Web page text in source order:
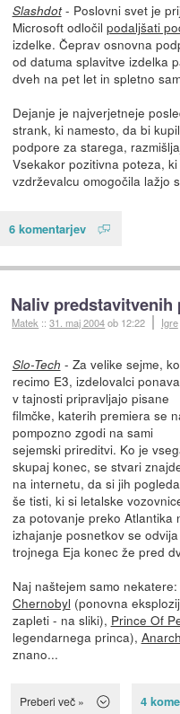
Slashdot- Poslovni svet je
Microsoft odločil podaljšati
izdelke. Čeprav osnovna
od datuma splavitve izdelka
dveh na pet let in spletno
Dejanje je najverjetneje
strank, ki namesto, da bi
podpore za starega,
Vsekakor pozitivna poteza,
vzdrževalcu omogočila lažjo
6 komentarjev
Naliv predstavitvenih
Matek ::31. maj 2004ob 12:22 Igre
Slo-Tech - Za velike sejme,
recimo E3, izdelovalci
v tajnosti pripravljajo pisane
filmčke, katerih premiera se
pompozno zgodi na sami
sejemski prireditvi. Ko je
skupaj konec, se stvari
na internetu, da si jih
še tisti, ki si letalske
za potovanje preko Atlantika
izhajanje posnetkov se
trojnega Eja konec že pred
Naj naštejem samo nekatere:
Chernobyl (ponovna
zapleti - na sliki), Prince Of
legendarnega princa),
znano...
Preberi več » 4